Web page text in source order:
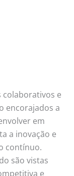
colaborativos e
encorajados a
em
a inovação e
contínuo.
são vistas
e